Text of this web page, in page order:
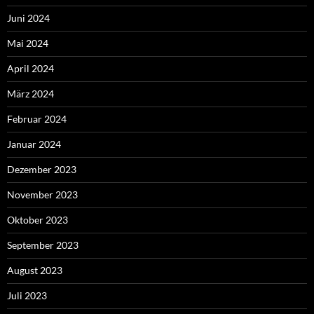
Juni 2024
Mai 2024
April 2024
März 2024
Februar 2024
Januar 2024
Dezember 2023
November 2023
Oktober 2023
September 2023
August 2023
Juli 2023